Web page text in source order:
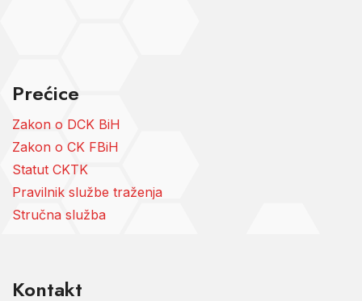
Prećice
Zakon o DCK BiH
Zakon o CK FBiH
Statut CKTK
Pravilnik službe traženja
Stručna služba
Kontakt